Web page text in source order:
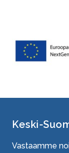
Keski-
Vastaamme